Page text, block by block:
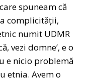
spuneam că
complicității,
numit UDMR
vezi domne’, e o
e nicio problemă
etnia. Avem o